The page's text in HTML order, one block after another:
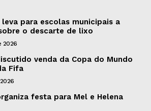
leva para escolas municipais a
o descarte de lixo
2026
venda da Copa do Mundo
Fifa
festa para Mel e Helena